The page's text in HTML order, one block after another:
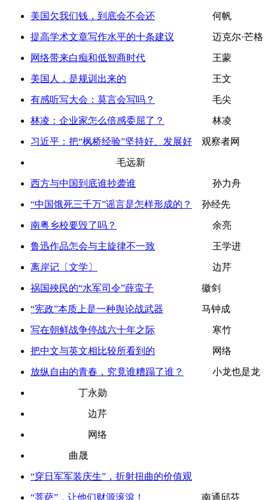
美国欠我们钱，到底会不会还 何帆
提高学术文章写作水平的十条建议 迈克尔·芒格
网络带来白痴和低智商时代 王蒙
美国人，是规训出来的 王文
有感听写大会：莫言会写吗？ 毛尖
林凌：企业家怎么倍感委屈了？ 林凌
习近平：把“枫桥经验”坚持好、发展好 观察者网
毛远新
西方与中国到底谁抄袭谁 孙力舟
“中国饿死三千万”谣言是怎样形成的？ 孙经先
南粤乡校要毁了吗？ 余亮
鲁迅作品怎会与主旋律不一致 王学进
离岸记〔文学〕 边芹
祸国殃民的“水军司令”薛蛮子 徽剑
“宪政”本质上是一种舆论战武器 马钟成
写在朝鲜战争停战六十年之际 寒竹
把中文与英文相比较所看到的 网络
放纵自由的青春，究竟谁糟蹋了谁？ 小龙也是龙
丁永勋
边芹
网络
曲晟
“穿日军军装庆生”，折射扭曲的价值观
“菩萨”，让他们财源滚滾！ 南通邱芬